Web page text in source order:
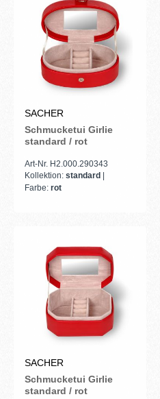
SACHER
Schmucketui Girlie
standard / rot
Art-Nr. H2.000.290343
Kollektion: standard
Farbe: rot
SACHER
Schmucketui Girlie
standard / rot